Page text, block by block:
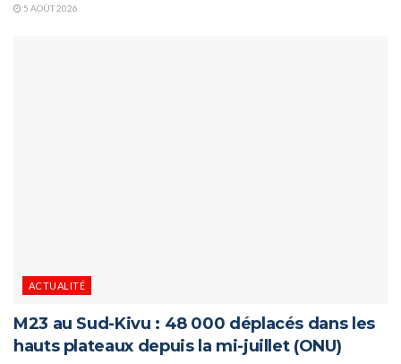
5 AOÛT 2026
ACTUALITÉ
M23 au Sud-Kivu : 48 000 déplacés dans les
hauts plateaux depuis la mi-juillet (ONU)